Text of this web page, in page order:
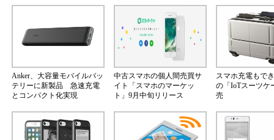
Anker、大容量モバイルバッ
テリーに新製品 急速充電
とコンパクト化実現
中古スマホの個人間売買サ
イト「スマホのマーケッ
ト」9月中旬リリース
スマホ充電もで
の「IoTスーツケ
売